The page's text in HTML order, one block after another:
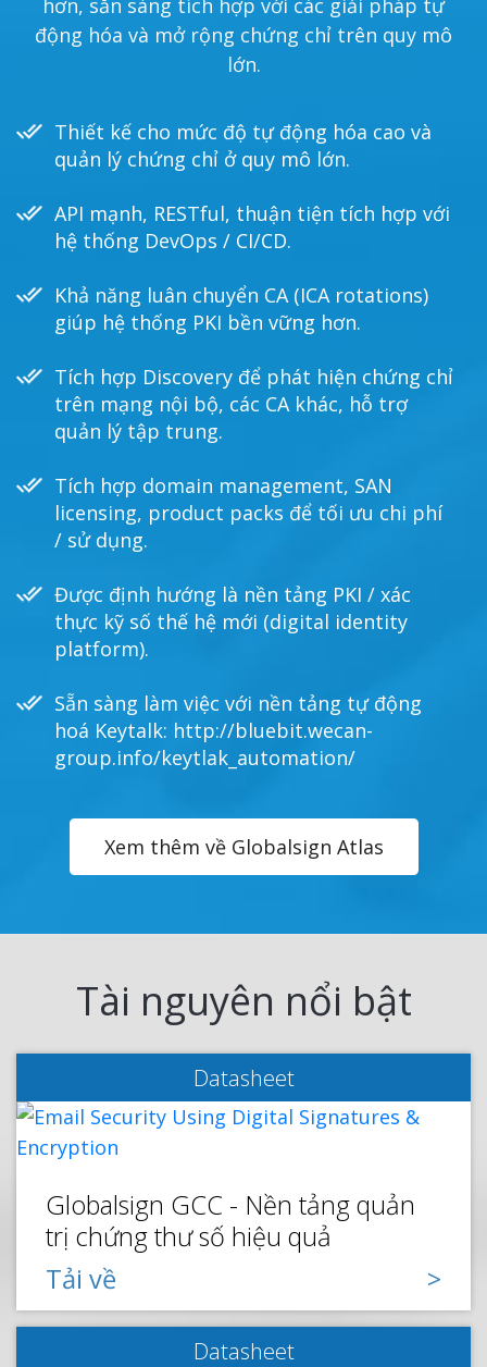
hơn, sẵn sàng tích hợp với các giải pháp tự
động hóa và mở rộng chứng chỉ trên quy mô
lớn.
Thiết kế cho mức độ tự động hóa cao và
quản lý chứng chỉ ở quy mô lớn.
API mạnh, RESTful, thuận tiện tích hợp với
hệ thống DevOps / CI/CD.
Khả năng luân chuyển CA (ICA rotations)
giúp hệ thống PKI bền vững hơn.
Tích hợp Discovery để phát hiện chứng chỉ
trên mạng nội bộ, các CA khác, hỗ trợ
quản lý tập trung.
Tích hợp domain management, SAN
licensing, product packs để tối ưu chi phí
/ sử dụng.
Được định hướng là nền tảng PKI / xác
thực kỹ số thế hệ mới (digital identity
platform).
Sẵn sàng làm việc với nền tảng tự động
hoá Keytalk: http://bluebit.wecan-
group.info/keytlak_automation/
Xem thêm về Globalsign Atlas
Tài nguyên nổi bật
Datasheet
Globalsign GCC - Nền tảng quản
trị chứng thư số hiệu quả
Tải về
Datasheet